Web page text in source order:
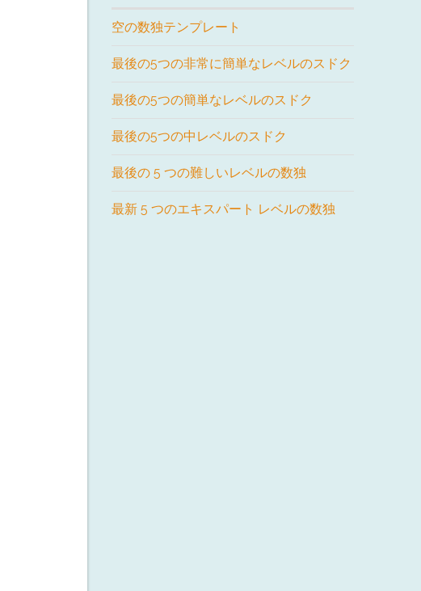
空の数独テンプレート
最後の5つの非常に簡単なレベルのスドク
最後の5つの簡単なレベルのスドク
最後の5つの中レベルのスドク
最後の 5 つの難しいレベルの数独
最新 5 つのエキスパート レベルの数独